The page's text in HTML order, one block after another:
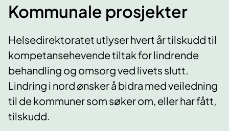
Kommunale prosjekter
Helsedirektoratet utlyser hvert år tilskudd til
kompetansehevende tiltak for lindrende
behandling og omsorg ved livets slutt.
Lindring i nord ønsker å bidra med veiledning
til de kommuner som søker om, eller har fått,
tilskudd.